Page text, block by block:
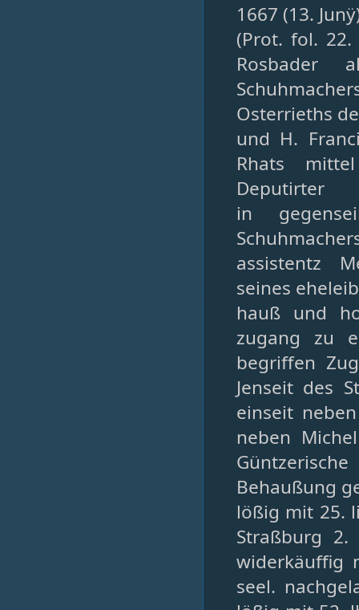
1667 (13.
(Prot. fol. 22.
Rosbader
Osterrieths
und H.
Rhats
Deputirter
in
assistentz
seines
hauß und
zugang zu
begriffen
Jenseit des
einseit
neben
Behaußung
lößig mit 25.
Straßburg
widerkäuffig
seel.